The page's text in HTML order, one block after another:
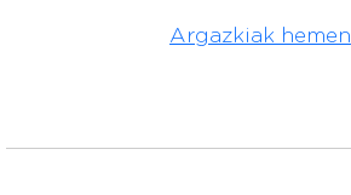
Argazkiak hemen